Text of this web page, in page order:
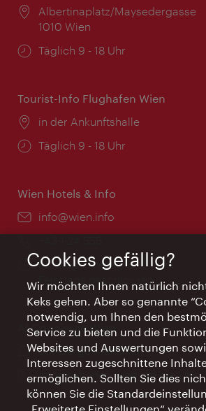
Ort:
Albertinaplatz/Maysedergasse
1010 Wien
Öffnungszeiten:
Täglich 9 - 18 Uhr
Tourist-Info Flughafen Wien
Ort:
in der Ankunftshalle
Öffnungszeiten:
Täglich 9 - 18 Uhr
Wien Hotels & Info
Email:
info@wien.info
Öffnungszeiten:
Montag - Freitag 9 – 17 Uhr
Feiertags geschlossen
AI Concierge Wien
Ort:
concierge.wien.info
Öffnungszeiten:
Informationen rund um die Uhr
Cookies gefällig?
Wir möchten Ihnen natürlich
Keks gehen. Aber so genannte
notwendig, um Ihnen den
Service zu bieten und die
Websites und Auswertungen
Interessen zugeschnittene
ermöglichen. Sollten Sie dies
können Sie die